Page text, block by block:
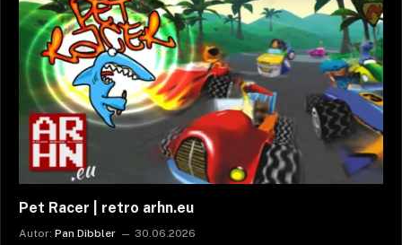
Pet Racer | retro arhn.eu
Autor: Pan Dibbler 30.06.2026